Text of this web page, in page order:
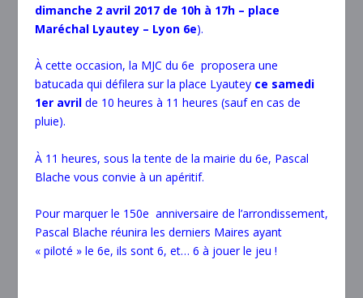
dimanche 2 avril 2017 de 10h à 17h – place
Maréchal Lyautey – Lyon 6e).
À cette occasion, la MJC du 6e proposera une
batucada qui défilera sur la place Lyautey ce samedi
1eravrilde 10 heures à 11 heures (sauf en cas de
pluie).
À 11 heures, sous la tente de la mairie du 6e, Pascal
Blache vous convie à un apéritif.
Pour marquer le 150e anniversaire de l’arrondissement,
Pascal Blache réunira les derniers Maires ayant
« piloté » le 6e, ils sont 6, et… 6 à jouer le jeu !